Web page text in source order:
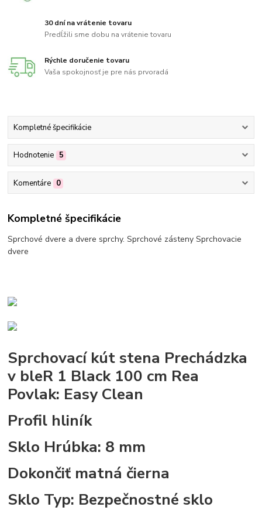
30 dní na vrátenie tovaru
Predĺžili sme dobu na vrátenie tovaru
Rýchle doručenie tovaru
Vaša spokojnosť je pre nás prvoradá
Kompletné špecifikácie
Hodnotenie 5
Komentáre 0
Kompletné špecifikácie
Sprchové dvere a dvere sprchy. Sprchové zásteny Sprchovacie
dvere
Sprchovací kút stena Prechádzka
v bleR 1 Black 100 cm Rea
Povlak: Easy Clean
Profil hliník
Sklo Hrúbka: 8 mm
Dokončiť matná čierna
Sklo Typ: Bezpečnostné sklo